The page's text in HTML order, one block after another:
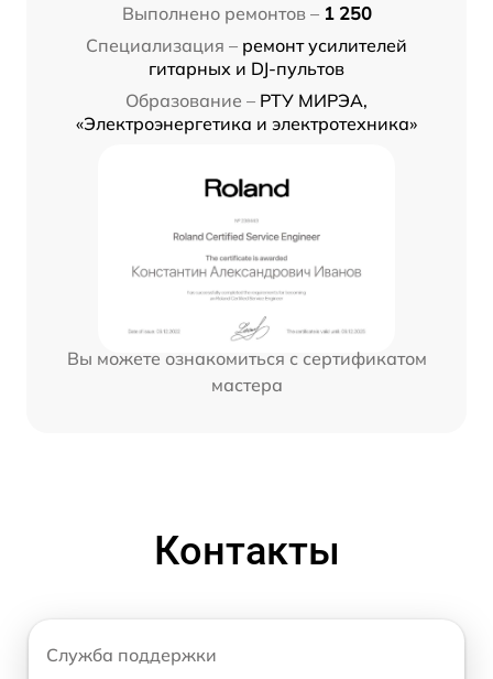
Выполнено ремонтов – 1 250
Специализация – ремонт усилителей
гитарных и DJ-пультов
Образование – РТУ МИРЭА,
«Электроэнергетика и электротехника»
Вы можете ознакомиться с сертификатом
мастера
Контакты
Служба поддержки